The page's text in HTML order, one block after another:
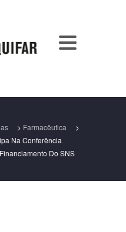
> Farmacêutica
>
Na Conferência
Do SNS